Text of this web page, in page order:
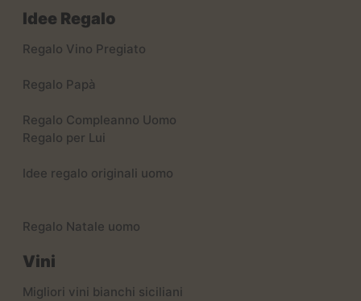
Idee Regalo
Regalo Vino Pregiato
Regalo Papà
Regalo Compleanno Uomo
Regalo per Lui
Idee regalo originali uomo
Regalo Natale uomo
Vini
Migliori vini bianchi siciliani